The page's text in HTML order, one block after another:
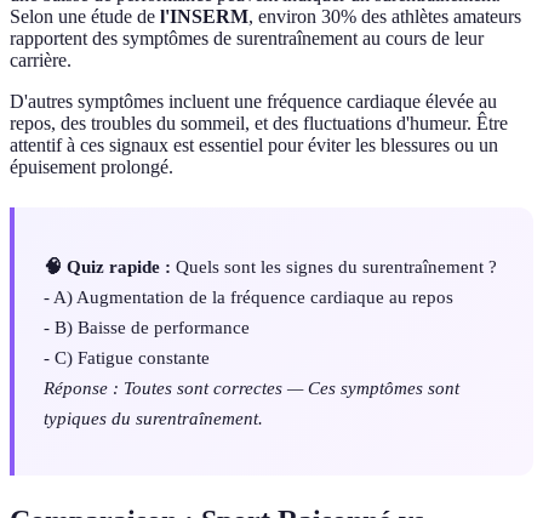
Selon une étude de l'INSERM, environ 30% des athlètes amateurs
rapportent des symptômes de surentraînement au cours de leur
carrière.
D'autres symptômes incluent une fréquence cardiaque élevée au
repos, des troubles du sommeil, et des fluctuations d'humeur. Être
attentif à ces signaux est essentiel pour éviter les blessures ou un
épuisement prolongé.
🧠 Quiz rapide : Quels sont les signes du surentraînement ?
- A) Augmentation de la fréquence cardiaque au repos
- B) Baisse de performance
- C) Fatigue constante
Réponse : Toutes sont correctes — Ces symptômes sont
typiques du surentraînement.